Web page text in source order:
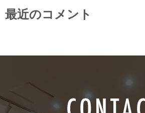
最近のコメント